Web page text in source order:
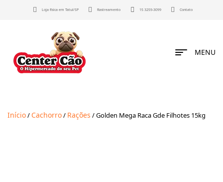
Loja física em Tatuí/SP Rastreamento 15 3259-3099 Contato
MENU
Início/ Cachorro/ Rações / Golden Mega Raca Gde Filhotes 15kg